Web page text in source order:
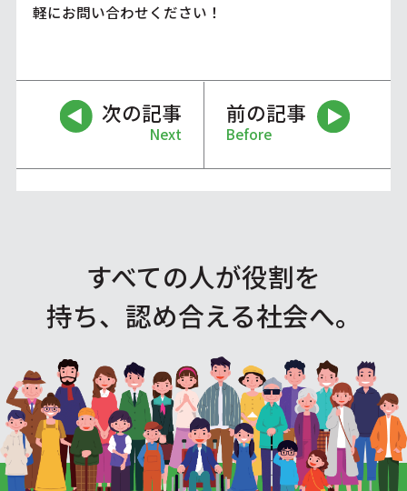
軽にお問い合わせください！
次の記事
Next
前の記事
Before
すべての人が役割を
持ち、認め合える社会へ。